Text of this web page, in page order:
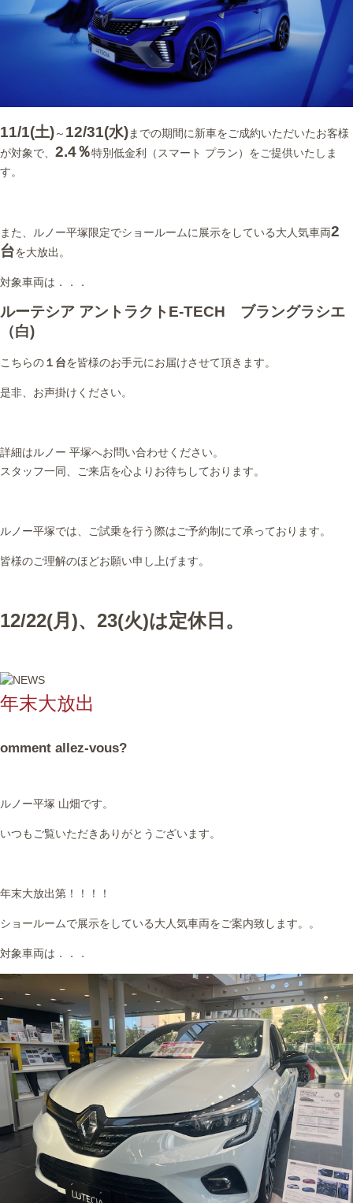
11/1(土)～ 12/31(水)までの期間に新車をご成約いただいたお客様
が対象で、 2.4％特別低金利（スマート プラン）をご提供いたしま
す。
また、ルノー平塚限定でショールームに展示をしている大人気車両2
台を大放出。
対象車両は．．．
ルーテシア アントラクトE-TECH ブラングラシエ
（白)
こちらの１台を皆様のお手元にお届けさせて頂きます。
是非、お声掛けください。
詳細はルノー 平塚へお問い合わせください。
スタッフ一同、ご来店を心よりお待ちしております。
ルノー平塚では、ご試乗を行う際はご予約制にて承っております。
皆様のご理解のほどお願い申し上げます。
12/22(月)、23(火)は定休日。
年末大放出
omment allez-vous?
ルノー平塚 山畑です。
いつもご覧いただきありがとうございます。
年末大放出第！！！！
ショールームで展示をしている大人気車両をご案内致します。。
対象車両は．．．